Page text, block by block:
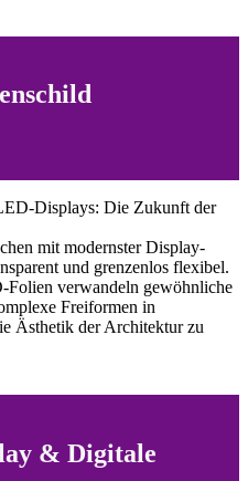
Displays: Die Zukunft der
mit modernster Display-
und grenzenlos flexibel.
verwandeln gewöhnliche
Freiformen in
Ästhetik der Architektur zu
& Digitale